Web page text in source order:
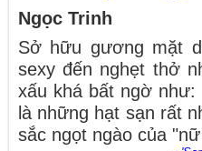
Ngọc Trinh
Sở hữu gương mặt
sexy đến nghẹt thở
xấu khá bất ngờ
là những hạt sạn rất
sắc ngọt ngào của